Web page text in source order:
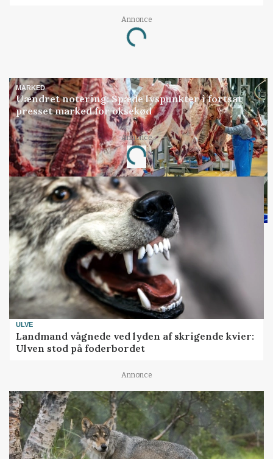
Annonce
Loading...
MARKED
Uændret notering: Spæde lyspunkter i fortsat
presset marked for oksekød
Annonce
Loading...
ULVE
Landmand vågnede ved lyden af skrigende kvier:
Ulven stod på foderbordet
Annonce